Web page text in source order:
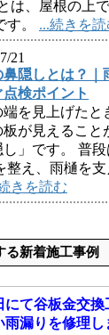
は、屋根の上
す。 ...続きを読
21
鼻隠しとは？｜
点検ポイント
端を見上げたと
板が見えること
し」です。 普
整え、雨樋を
きを読む
る新着施工事例
にて谷板金交換
雨漏りを修理し